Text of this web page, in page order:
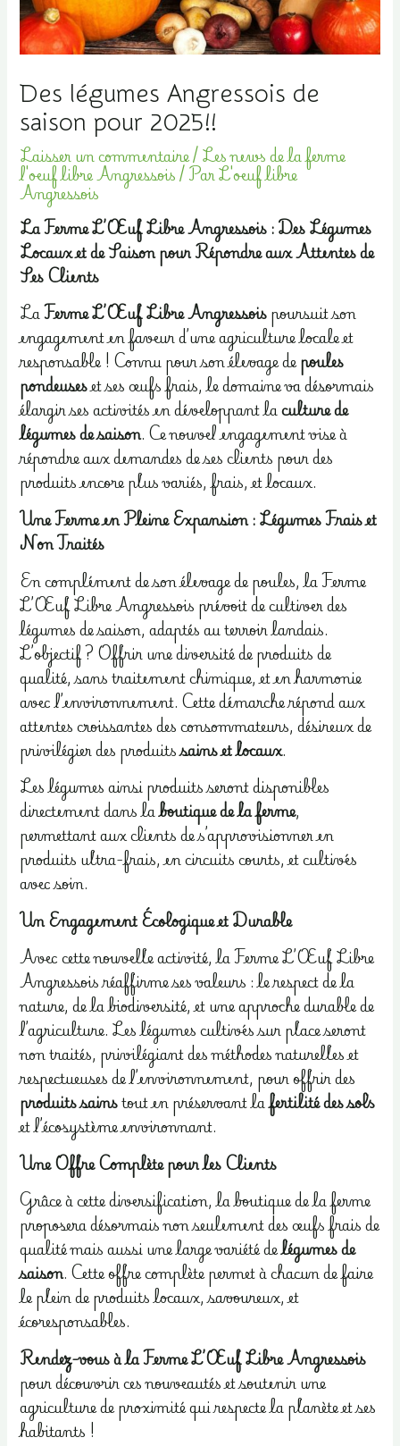
Des légumes Angressois de
saison pour 2025!!
Laisser un commentaire/Les news de la ferme
l'oeuf libre Angressois/ ParL'oeuf libre
Angressois
La Ferme L’Œuf Libre Angressois : Des Légumes
Locaux et de Saison pour Répondre aux Attentes de
Ses Clients
LaFerme L’Œuf Libre Angressoispoursuit son
engagement en faveur d’une agriculture locale et
responsable ! Connu pour son élevage depoules
pondeuseset ses œufs frais, le domaine va désormais
élargir ses activités en développant laculture de
légumes de saison. Ce nouvel engagement vise à
répondre aux demandes de ses clients pour des
produits encore plus variés, frais, et locaux.
Une Ferme en Pleine Expansion : Légumes Frais et
Non Traités
En complément de son élevage de poules, la Ferme
L’Œuf Libre Angressois prévoit de cultiver des
légumes de saison, adaptés au terroir landais.
L’objectif ? Offrir une diversité de produits de
qualité, sans traitement chimique, et en harmonie
avec l’environnement. Cette démarche répond aux
attentes croissantes des consommateurs, désireux de
privilégier des produitssains et locaux.
Les légumes ainsi produits seront disponibles
directement dans laboutique de la ferme,
permettant aux clients de s’approvisionner en
produits ultra-frais, en circuits courts, et cultivés
avec soin.
Un Engagement Écologique et Durable
Avec cette nouvelle activité, la Ferme L’Œuf Libre
Angressois réaffirme ses valeurs : le respect de la
nature, de la biodiversité, et une approche durable de
l’agriculture. Les légumes cultivés sur place seront
non traités, privilégiant des méthodes naturelles et
respectueuses de l’environnement, pour offrir des
produits sainstout en préservant lafertilité des sols
et l’écosystème environnant.
Une Offre Complète pour les Clients
Grâce à cette diversification, la boutique de la ferme
proposera désormais non seulement des œufs frais de
qualité mais aussi une large variété delégumes de
saison. Cette offre complète permet à chacun de faire
le plein de produits locaux, savoureux, et
écoresponsables.
Rendez-vous à la Ferme L’Œuf Libre Angressois
pour découvrir ces nouveautés et soutenir une
agriculture de proximité qui respecte la planète et ses
habitants !